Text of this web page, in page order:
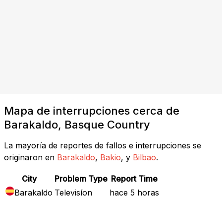
Mapa de interrupciones cerca de
Barakaldo, Basque Country
La mayoría de reportes de fallos e interrupciones se
originaron en Barakaldo, Bakio, y Bilbao.
City Problem Type Report Time
Barakaldo Televisíon
hace 5 horas